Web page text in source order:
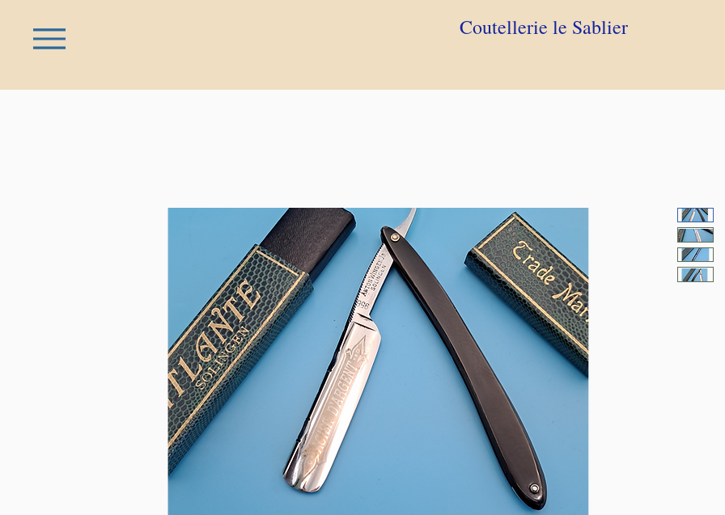
Coutellerie le Sablier